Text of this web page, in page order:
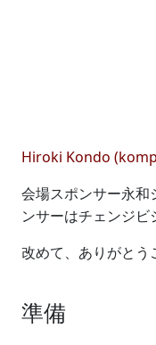
Hiroki Kondo
会場スポンサー永和
ンサーはチェンジビ
改めて、ありがとう
準備